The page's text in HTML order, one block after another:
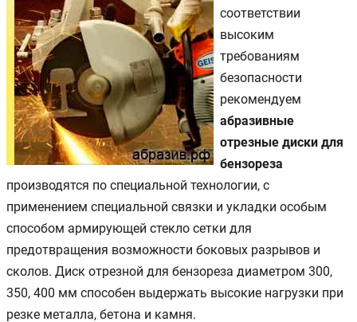
соответствии
высоким
требованиям
безопасности
рекомендуем
абразивные
отрезные диски для
бензореза
производятся по специальной технологии, с
применением специальной связки и укладки особым
способом армирующей стекло сетки для
предотвращения возможности боковых разрывов и
сколов. Диск отрезной для бензореза диаметром 300,
350, 400 мм способен выдержать высокие нагрузки при
резке металла, бетона и камня.